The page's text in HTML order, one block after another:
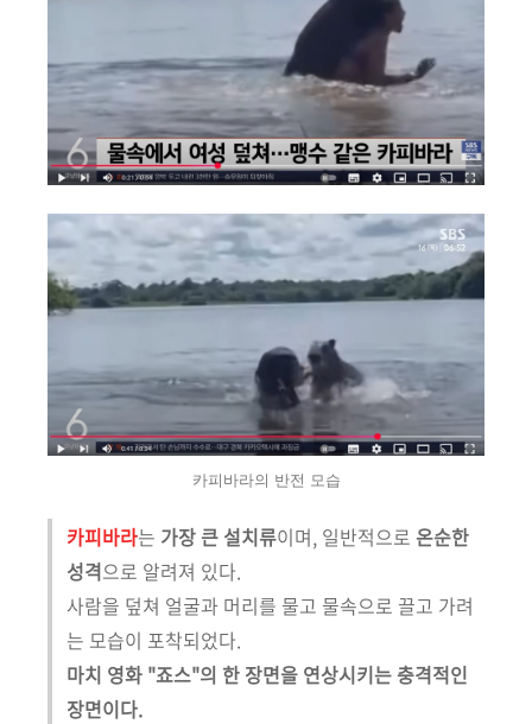
카피바라의 반전 모습
카피바라는 가장 큰 설치류이며, 일반적으로 온순한
성격으로 알려져 있다.
사람을 덮쳐 얼굴과 머리를 물고 물속으로 끌고 가려
는 모습이 포착되었다.
마치 영화 "죠스"의 한 장면을 연상시키는 충격적인
장면이다.